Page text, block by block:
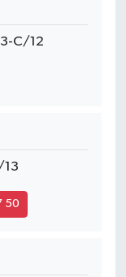
C/12
13
50